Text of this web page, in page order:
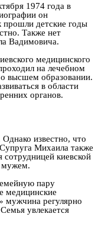
1974 года в
он
прошли детские годы
Также нет
Вадимовича.
медицинского
на лечебном
высшем образовании.
в области
органов.
известно, что
Михаила также
киевской
мужем.
пару
медицинские
мужчина регулярно
увлекается